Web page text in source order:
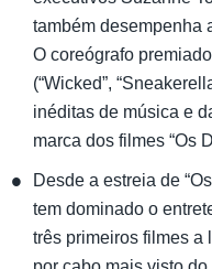
também desempenha
O coreógrafo
(“Wicked”,
inéditas de música e
marca dos filmes “Os
Desde a estreia de
tem dominado o
três primeiros filmes a